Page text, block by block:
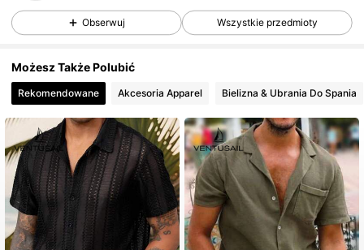
4,79 49K Obserwujący
4,79 49K Obserwujący
4,79 49K Obserwujący
4,79 49K Obserwujący
4,79 49K Obserwujący
Obserwuj Wszystkie przedmioty
Możesz Także Polubić
Rekomendowane Akcesoria Apparel Bielizna & Ubrania Do Spania